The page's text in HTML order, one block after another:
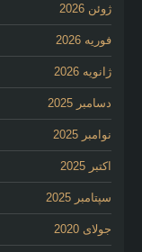
ژوئن 2026
فوریه 2026
ژانویه 2026
دسامبر 2025
نوامبر 2025
اکتبر 2025
سپتامبر 2025
جولای 2020